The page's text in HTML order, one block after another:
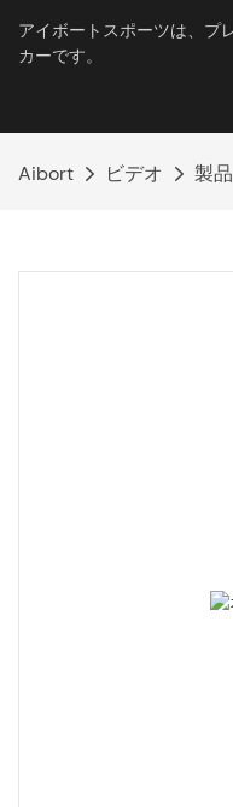
アイボートスポーツは、プ
カーです。
Aibort ビデオ 製品